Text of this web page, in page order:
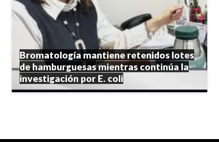
Bromatología mantiene retenidos lotes
de hamburguesas mientras continúa la
investigación por E. coli